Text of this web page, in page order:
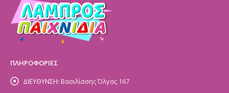
ΠΛΗΡΟΦΟΡΙΕΣ
ΔΙΕΥΘΥΝΣΗ: Βασιλίσσης Όλγας 167